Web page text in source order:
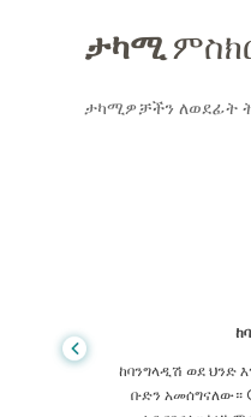
ታካሚ
ታካሚዎቻችን ለወደፊት
ከባንግላዲሽ ወደ ህንድ
ቡድን አመሰግናለው።